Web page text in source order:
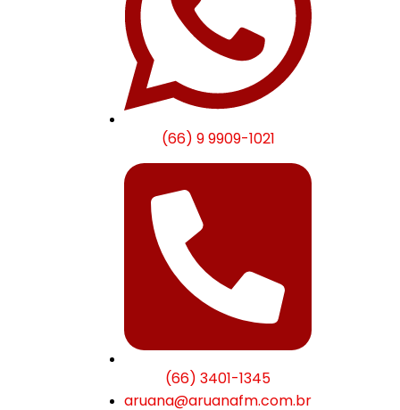
(66) 9 9909-1021
(66) 3401-1345
aruana@aruanafm.com.br